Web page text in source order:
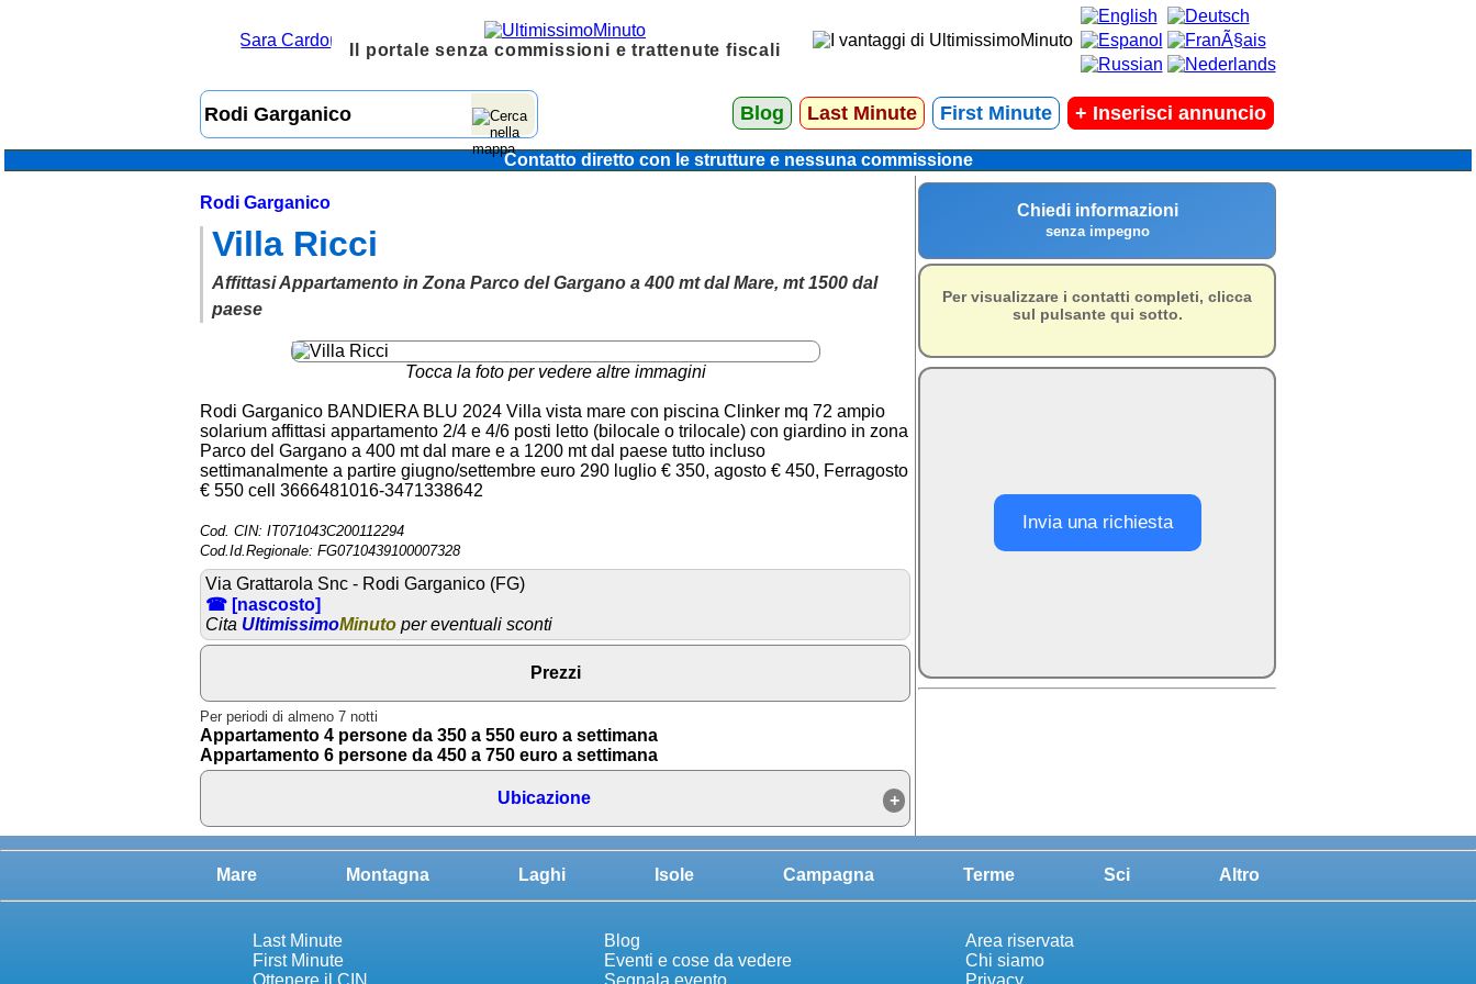
Il portale senza commissioni e trattenute fiscali
Blog Last Minute First Minute + Inserisci annuncio
Contatto diretto con le strutture e nessuna commissione
Rodi Garganico
Villa Ricci
Affittasi Appartamento in Zona Parco del Gargano a 400 mt dal Mare, mt 1500 dal
paese
Tocca la foto per vedere altre immagini
Rodi Garganico BANDIERA BLU 2024 Villa vista mare con piscina Clinker mq 72 ampio
solarium affittasi appartamento 2/4 e 4/6 posti letto (bilocale o trilocale) con giardino in zona
Parco del Gargano a 400 mt dal mare e a 1200 mt dal paese tutto incluso
settimanalmente a partire giugno/settembre euro 290 luglio € 350, agosto € 450, Ferragosto
€ 550 cell 3666481016-3471338642
Cod. CIN: IT071043C200112294
Cod.Id.Regionale: FG0710439100007328
Via Grattarola Snc - Rodi Garganico (FG)
☎ [nascosto]
Cita UltimissimoMinuto per eventuali sconti
Prezzi
Per periodi di almeno 7 notti
Appartamento 4 persone da 350 a 550 euro a settimana
Appartamento 6 persone da 450 a 750 euro a settimana
Ubicazione
Chiedi informazioni
senza impegno
Per visualizzare i contatti completi, clicca
sul pulsante qui sotto.
Invia una richiesta
Mare Montagna Laghi Isole Campagna Terme Sci Altro
Last Minute
First Minute
Ottenere il CIN
Blog
Eventi e cose da vedere
Segnala evento
Area riservata
Chi siamo
Privacy